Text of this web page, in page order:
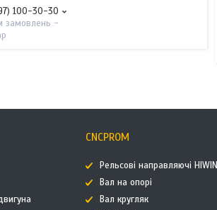
100-30-30
замовлень -
CNCPROM
Рельсові направляючі HIWIN
Вал на опорі
Вал кругляк